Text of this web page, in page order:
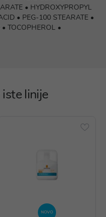
• HYDROXYPROPYL
• PEG-100 STEARATE •
TOCOPHEROL •
linije
NOVO